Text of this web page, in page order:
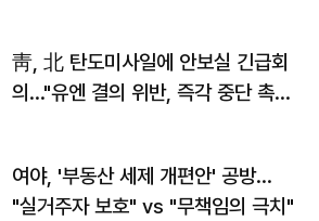
靑, 北 탄도미사일에 안보실 긴급회
의…"유엔 결의 위반, 즉각 중단 촉
여야, '부동산 세제 개편안' 공방…
"실거주자 보호" vs "무책임의 극치"